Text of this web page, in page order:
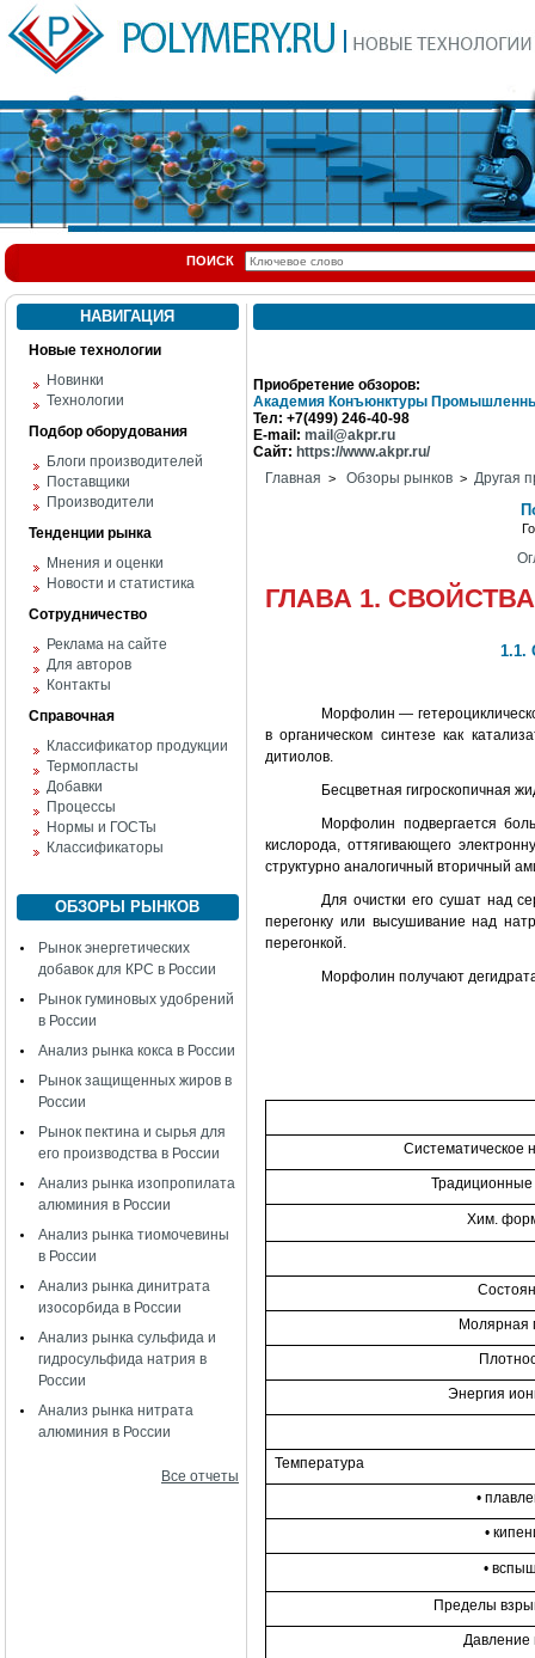
ПОИСК
НАВИГАЦИЯ
Новые технологии
Новинки
Технологии
Подбор оборудования
Блоги производителей
Поставщики
Производители
Тенденции рынка
Мнения и оценки
Новости и статистика
Сотрудничество
Реклама на сайте
Для авторов
Контакты
Справочная
Классификатор продукции
Термопласты
Добавки
Процессы
Нормы и ГОСТы
Классификаторы
ОБЗОРЫ РЫНКОВ
Рынок энергетических
добавок для КРС в России
Рынок гуминовых удобрений
в России
Анализ рынка кокса в России
Рынок защищенных жиров в
России
Рынок пектина и сырья для
его производства в России
Анализ рынка изопропилата
алюминия в России
Анализ рынка тиомочевины
в России
Анализ рынка динитрата
изосорбида в России
Анализ рынка сульфида и
гидросульфида натрия в
России
Анализ рынка нитрата
алюминия в России
Все отчеты
Приобретение обзоров:
Академия Конъюнктуры
Тел: +7(499) 246-40-98
E-mail: mail@akpr.ru
Сайт: https://www.akpr.ru/
Главная > Обзоры рынков > Другая
ГЛАВА 1.
1.1.
Морфолин —
в органическом синтезе как
дитиолов.
Бесцветная гигроскопичная
Морфолин подвергается
кислорода, оттягивающего
структурно аналогичный вторичный
Для очистки его сушат над
перегонку или высушивание над
перегонкой.
Морфолин получают
Систематическое
Традиционные
Хим.
Молярная
Энергия
Температура
•
•
•
Пределы
Давление